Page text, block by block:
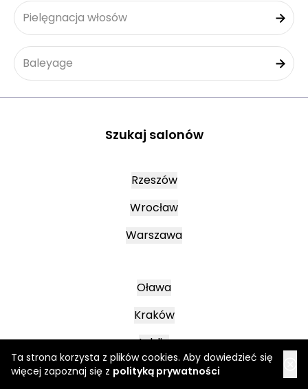
Ta strona korzysta z plików cookies. Aby dowiedzieć się
więcej zapoznaj się z polityką prywatności
Pielęgnacja włosów
Baleyage
Szukaj salonów
Rzeszów
Wrocław
Warszawa
Oława
Kraków
Lublin